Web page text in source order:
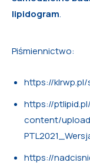
lipidogram.
Piśmiennictwo:
https://
https://
content/
https://